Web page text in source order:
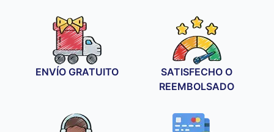
ENVÍO GRATUITO
SATISFECHO O
REEMBOLSADO